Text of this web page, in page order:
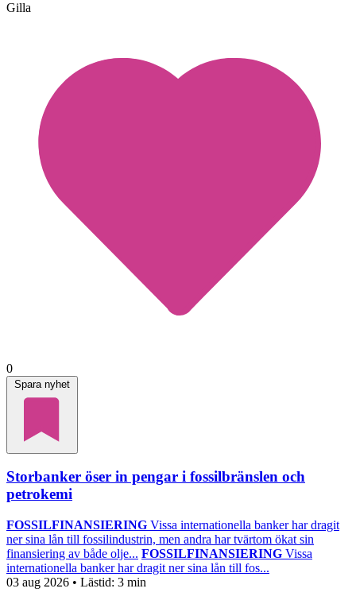
Gilla
0
Spara nyhet
Storbanker öser in pengar i fossilbränslen och
petrokemi
FOSSILFINANSIERING Vissa internationella banker har dragit
ner sina lån till fossilindustrin, men andra har tvärtom ökat sin
finansiering av både olje... FOSSILFINANSIERING Vissa
internationella banker har dragit ner sina lån till fos...
03 aug 2026 • Lästid: 3 min